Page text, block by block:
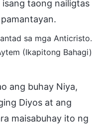
taong nailigtas
sa mga Anticristo.
(Ikapitong Bahagi)
ang buhay Niya,
Diyos at ang
maisabuhay ito ng